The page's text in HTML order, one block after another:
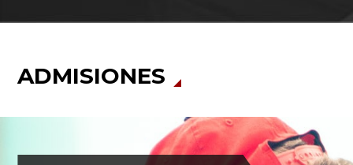
ADMISIONES